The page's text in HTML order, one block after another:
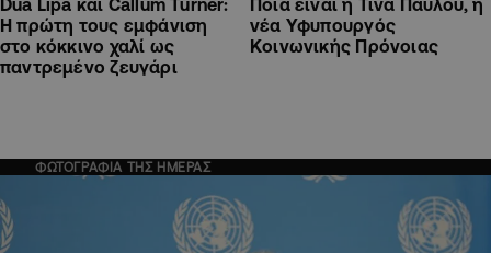
Dua Lipa και Callum Turner:
Η πρώτη τους εμφάνιση
στο κόκκινο χαλί ως
παντρεμένο ζευγάρι
Ποια είναι η Τίνα Παύλου, η
νέα Υφυπουργός
Κοινωνικής Πρόνοιας
ΦΩΤΟΓΡΑΦΙΑ ΤΗΣ ΗΜΕΡΑΣ